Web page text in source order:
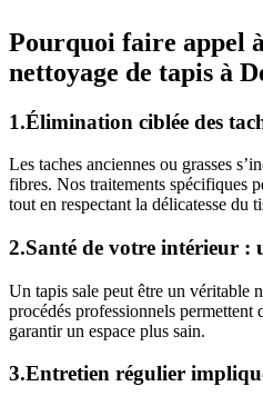
Pourquoi faire appel
nettoyage de tapis à
1.Élimination ciblée des
Les taches anciennes ou grasses
fibres. Nos traitements spécifiques
tout en respectant la délicatesse du
2.Santé de votre intérieur :
Un tapis sale peut être un véritable
procédés professionnels permettent
garantir un espace plus sain.
3.Entretien régulier